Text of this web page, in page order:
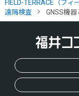
O
FIELD-TERRACE（フィ
遠隔検査
GNSS機